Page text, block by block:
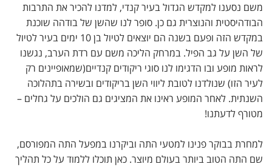
משם נסענו למקדש הגדול בעיר קנדי, למדנו להכיר את התרבות
הבודהיסטית והנוצרית גם כן. סופר לנו שהשן של בודהה שוכנת
במקדש הזה ופעם בשנה הם יוצאים לטיול בן 10 ימים בעיר לטיול
של השן על גב הפיל. במרחק הליכה משם עם רדת הערב, נגשנו
לראות מופע ובו הדגימו לנו סוגי ריקודים קנדיים(שמאופיינים רק
לעיר הזו) שנולדנו לטובת ליווי השן בריקודים ובשירה בתהלוכה
השנתית. לאחר המופע ראינו את המציגים גם הולכים על גחלים –
מטורף לדעתנו!
למחרת בבוקר פנינו למטעי התה וביקרנו במפעל התה המפורסם,
שם התה הטוב ביותר בעולם מיוצר. כאן תוכלו ללמוד על כל תהליך